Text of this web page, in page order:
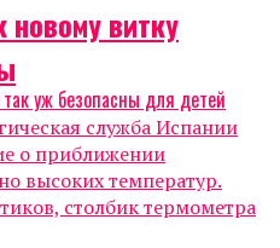
уж безопасны для детей
новому витку
служба Испании
о приближении
высоких температур.
столбик термометра